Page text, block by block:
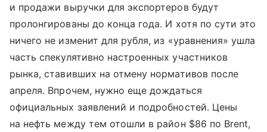
и продажи выручки для экспортеров будут
пролонгированы до конца года. И хотя по сути это
ничего не изменит для рубля, из «уравнения» ушла
часть спекулятивно настроенных участников
рынка, ставивших на отмену нормативов после
апреля. Впрочем, нужно еще дождаться
официальных заявлений и подробностей. Цены
на нефть между тем отошли в район $86 по Brent,